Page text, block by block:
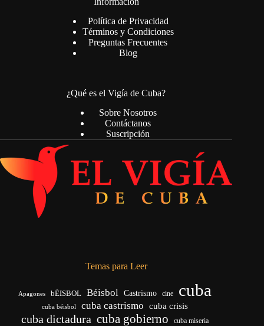
Política de Privacidad
Términos y Condiciones
Preguntas Frecuentes
Blog
¿Qué es el Vigía de Cuba?
Sobre Nosotros
Contáctanos
Suscripción
Temas para Leer
Apagones bÉISBOL Béisbol Castrismo cine cuba
cuba béisbol cuba castrismo cuba crisis
cuba dictadura cuba gobierno cuba miseria